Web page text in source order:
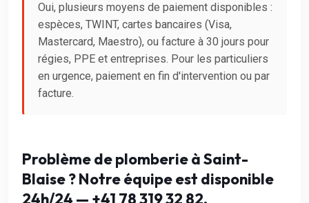
Oui, plusieurs moyens de paiement disponibles :
espèces, TWINT, cartes bancaires (Visa,
Mastercard, Maestro), ou facture à 30 jours pour
régies, PPE et entreprises. Pour les particuliers
en urgence, paiement en fin d'intervention ou par
facture.
Problème de plomberie à Saint-
Blaise ? Notre équipe est disponible
24h/24 — +41 78 319 32 82,